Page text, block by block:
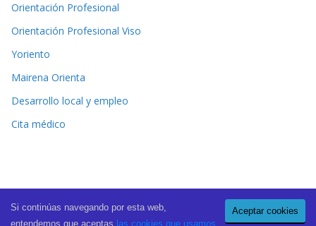
Orientación Profesional
Orientación Profesional Viso
Yoriento
Mairena Orienta
Desarrollo local y empleo
Cita médico
Copyright © 2026 El Periódico de Mairena . All rights reserved.
Aceptar cookies
Si continúas navegando por esta web,
entendemos que aceptas las cookies que usamos